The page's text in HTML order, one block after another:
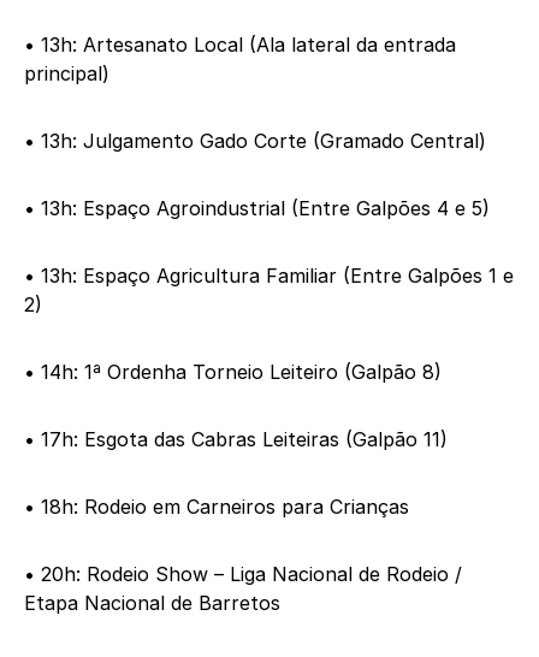
• 13h: Artesanato Local (Ala lateral da entrada
principal)
• 13h: Julgamento Gado Corte (Gramado Central)
• 13h: Espaço Agroindustrial (Entre Galpões 4 e 5)
• 13h: Espaço Agricultura Familiar (Entre Galpões 1 e
2)
• 14h: 1ª Ordenha Torneio Leiteiro (Galpão 8)
• 17h: Esgota das Cabras Leiteiras (Galpão 11)
• 18h: Rodeio em Carneiros para Crianças
• 20h: Rodeio Show – Liga Nacional de Rodeio /
Etapa Nacional de Barretos